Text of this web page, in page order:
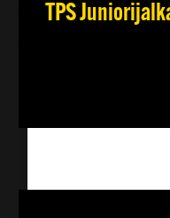
TPS